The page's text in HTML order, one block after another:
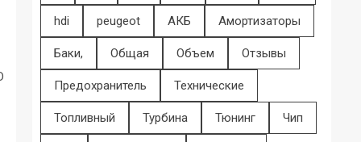
hdi peugeot АКБ Амортизаторы
Баки, Общая Объем Отзывы
Предохранитель Технические
Топливный Турбина Тюнинг Чип